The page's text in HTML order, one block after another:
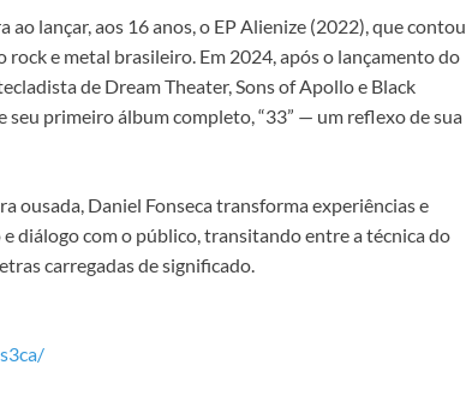
lançar, aos 16 anos, o EP Alienize (2022), que contou
e metal brasileiro. Em 2024, após o lançamento do
de Dream Theater, Sons of Apollo e Black
primeiro álbum completo, “33” — um reflexo de sua
ousada, Daniel Fonseca transforma experiências e
diálogo com o público, transitando entre a técnica do
carregadas de significado.